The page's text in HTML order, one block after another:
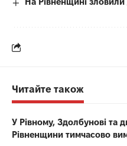
Читайте також
У Рівному, Здолбунові та
Рівненщини тимчасово